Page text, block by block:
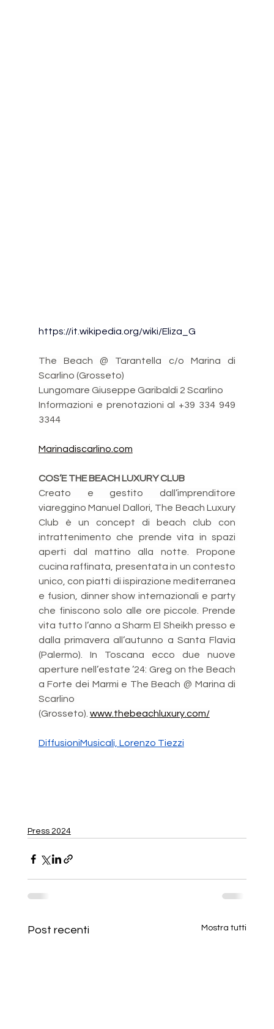
https://it.wikipedia.org/wiki/Eliza_G
The Beach @ Tarantella c/o Marina di
Scarlino (Grosseto)
Lungomare Giuseppe Garibaldi 2 Scarlino
Informazioni e prenotazioni al +39 334 949
3344
Marinadiscarlino.com
COS’E THE BEACH LUXURY CLUB
Creato e gestito dall’imprenditore
viareggino Manuel Dallori, The Beach Luxury
Club è un concept di beach club con
intrattenimento che prende vita in spazi
aperti dal mattino alla notte. Propone
cucina raffinata, presentata in un contesto
unico, con piatti di ispirazione mediterranea
e fusion, dinner show internazionali e party
che finiscono solo alle ore piccole. Prende
vita tutto l’anno a Sharm El Sheikh presso e
dalla primavera all’autunno a Santa Flavia
(Palermo). In Toscana ecco due nuove
aperture nell’estate ’24: Greg on the Beach
a Forte dei Marmi e The Beach @ Marina di
Scarlino
(Grosseto). www.thebeachluxury.com/
DiffusioniMusicali, Lorenzo Tiezzi
Press 2024
Post recenti Mostra tutti